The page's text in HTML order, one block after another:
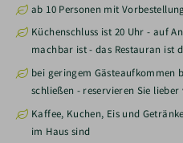
ab 10 Personen mit
Küchenschluss ist 20 Uhr - auf
machbar ist - das Restauran ist
bei geringem Gästeaufkommen
schließen - reservieren Sie lieber
Kaffee, Kuchen, Eis und
im Haus sind